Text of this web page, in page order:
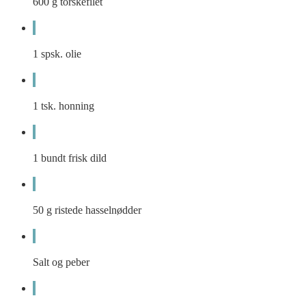
1 spsk. olie
1 tsk. honning
1 bundt frisk dild
50 g ristede hasselnødder
Salt og peber